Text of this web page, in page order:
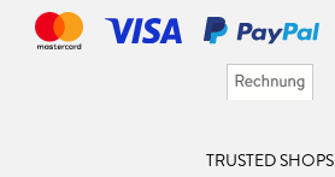
TRUSTED SHOPS